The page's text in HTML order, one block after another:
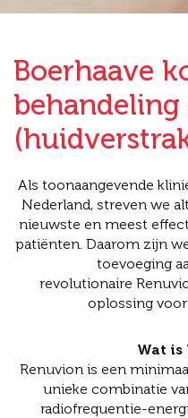
Boerhaave
Als toonaangevende
Nederland, streven we
nieuwste en meest
patiënten. Daarom zijn
toevoeging
revolutionaire
oplossing voor
Wat is
Renuvion is een
unieke combinatie
radiofrequentie-